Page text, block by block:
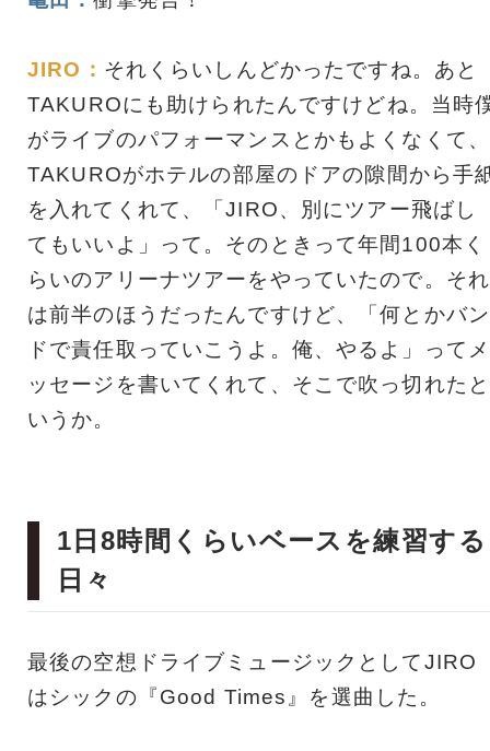
JIRO： それくらいしんどかったですね。あと
TAKUROにも助けられたんですけどね。当時
がライブのパフォーマンスとかもよくなくて、
TAKUROがホテルの部屋のドアの隙間から手
を入れてくれて、「JIRO、別にツアー飛ばし
てもいいよ」って。そのときって年間100本く
らいのアリーナツアーをやっていたので。それ
は前半のほうだったんですけど、「何とかバン
ドで責任取っていこうよ。俺、やるよ」ってメ
ッセージを書いてくれて、そこで吹っ切れたと
いうか。
1日8時間くらいベースを練習する
日々
最後の空想ドライブミュージックとしてJIRO
はシックの『Good Times』を選曲した。